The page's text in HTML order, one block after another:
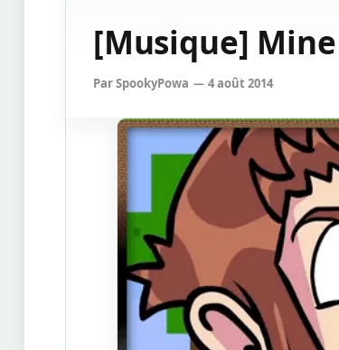
[Musique]
ParSpookyPowa 4 août 2014